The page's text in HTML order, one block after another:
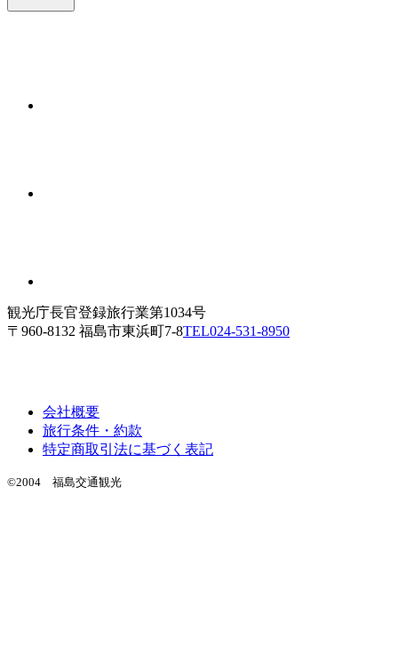
観光庁長官登録旅行業第1034号
〒960-8132 福島市東浜町7-8TEL024-531-8950
会社概要
旅行条件・約款
特定商取引法に基づく表記
©2004 福島交通観光